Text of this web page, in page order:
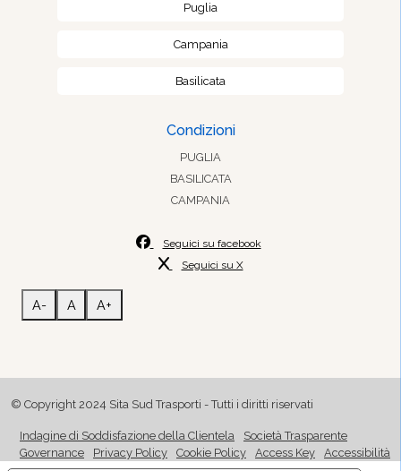
Puglia
Campania
Basilicata
Condizioni
PUGLIA
BASILICATA
CAMPANIA
Seguici su facebook
Seguici su X
A- A A+
© Copyright 2024 Sita Sud Trasporti - Tutti i diritti riservati
Indagine di Soddisfazione della Clientela
Società Trasparente
Governance
Privacy Policy Cookie Policy Access Key Accessibilità